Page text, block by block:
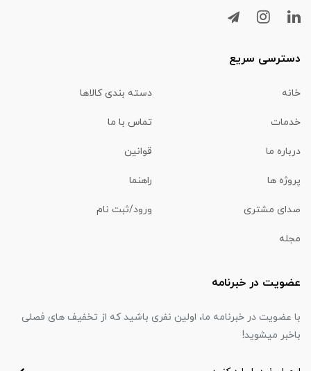
دسترسی سریع
خانه دسته بندی کالاها
خدمات تماس با ما
درباره ما قوانین
پروژه ها راهنما
صدای مشتری ورود/ثبت نام
مجله
عضویت در خبرنامه
با عضویت در خبرنامه ما، اولین نفری باشید که از تخفیف های فصلی
باخبر میشوید!